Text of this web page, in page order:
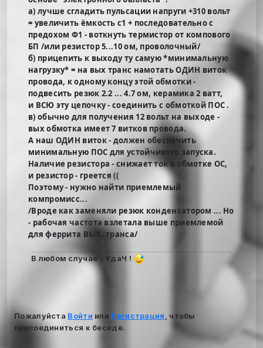
а) лучше сгладить пульсации напруги +310 вольт
= увеличить ёмкость с1 + последовательно с
предохом Ф1 - воткнуть термистор от компового
БП /или резистор 5...10 ом, проволочный/
б) прицепить к выходу ту самую *минимальную
нагрузку* = на вых транс намотать ОДИН виток
провода, к одному концу этой обмотки -
подвесить резюк 2.2 ... 4.7 ом, керамика 2 ватт,
и ВСЮ эту цепочку - соединить с обмоткой ПОС .
в) обычно для получения 12 вольт на выходе -
вых обмотка имеет 7 витков провода.
А наш ОДИН виток - должен обеспечить
минимальную ПОС для устойчивого запуска.
Наличие резистора - снижает ток в обмотке ОС,
и резистор - греется ((
Поэтому - нужно найти приемлемый
компромисс...
/Вроде как заменяли резюк конденсатором ... Но
- рабочая частота взлетала выше приемлемой
для феррита ВЫХ. транса/
В любом случае - УдаЧ !
Пожалуйста Войти или Регистрация
, чтобы
присоединиться к беседе.